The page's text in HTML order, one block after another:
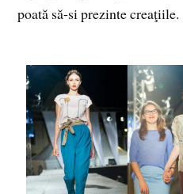
poată să-si prezinte creaţiile.